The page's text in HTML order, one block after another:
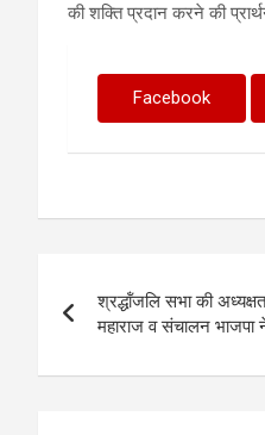
की शक्ति प्रदान करने की
Facebook
navigation
श्रद्धॉंजलि सभा की
महाराज व संचालन भाजपा